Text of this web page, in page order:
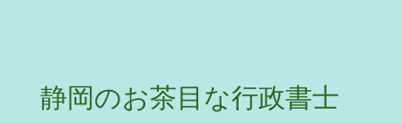
静岡のお茶目な行政書士